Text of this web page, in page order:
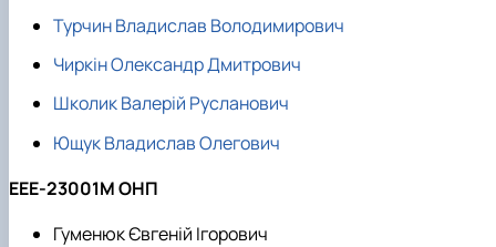
Турчин Владислав Володимирович
Чиркін Олександр Дмитрович
Школик Валерій Русланович
Ющук Владислав Олегович
ЕЕЕ-23001М ОНП
Гуменюк Євгеній Ігорович